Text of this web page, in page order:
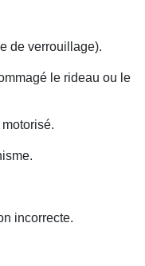
de verrouillage).
le rideau ou le
incorrecte.